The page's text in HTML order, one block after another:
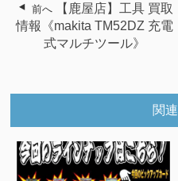
前へ
【鹿屋店】工具 買取
情報《makita TM52DZ 充電
式マルチツール》
関